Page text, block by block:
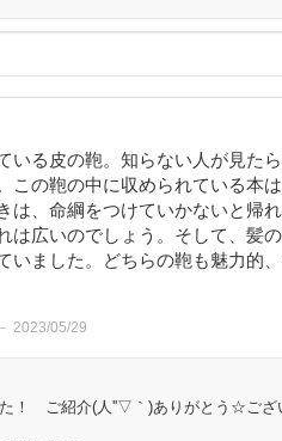
いる皮の鞄。知らない人が見た
この鞄の中に収められている本
は、命綱をつけていかないと帰
は広いのでしょう。そして、髪
いました。どちらの鞄も魅力的
2023/05/29
！ ご紹介(人''▽｀)ありがとう☆ござ